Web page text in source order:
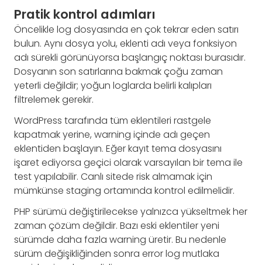
Pratik kontrol adımları
Öncelikle log dosyasında en çok tekrar eden satırı
bulun. Aynı dosya yolu, eklenti adı veya fonksiyon
adı sürekli görünüyorsa başlangıç noktası burasıdır.
Dosyanın son satırlarına bakmak çoğu zaman
yeterli değildir; yoğun loglarda belirli kalıpları
filtrelemek gerekir.
WordPress tarafında tüm eklentileri rastgele
kapatmak yerine, warning içinde adı geçen
eklentiden başlayın. Eğer kayıt tema dosyasını
işaret ediyorsa geçici olarak varsayılan bir tema ile
test yapılabilir. Canlı sitede risk almamak için
mümkünse staging ortamında kontrol edilmelidir.
PHP sürümü değiştirilecekse yalnızca yükseltmek her
zaman çözüm değildir. Bazı eski eklentiler yeni
sürümde daha fazla warning üretir. Bu nedenle
sürüm değişikliğinden sonra error log mutlaka